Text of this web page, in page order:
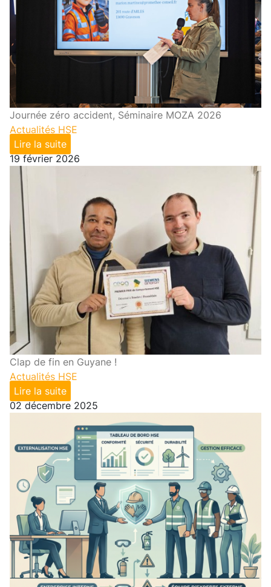
Journée zéro accident, Séminaire MOZA 2026
Actualités HSE
Lire la suite
19 février 2026
Clap de fin en Guyane !
Actualités HSE
Lire la suite
02 décembre 2025